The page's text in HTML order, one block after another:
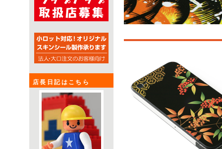
店長日記はこちら